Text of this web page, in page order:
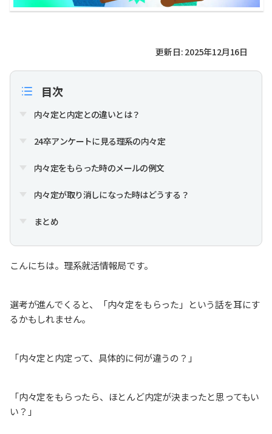
更新日: 2025年12月16日
目次
内々定と内定との違いとは？
24卒アンケートに見る理系の内々定
内々定をもらった時のメールの例文
内々定が取り消しになった時はどうする？
まとめ
こんにちは。理系就活情報局です。
選考が進んでくると、「内々定をもらった」という話を耳にす
るかもしれません。
「内々定と内定って、具体的に何が違うの？」
「内々定をもらったら、ほとんど内定が決まったと思ってもい
い？」